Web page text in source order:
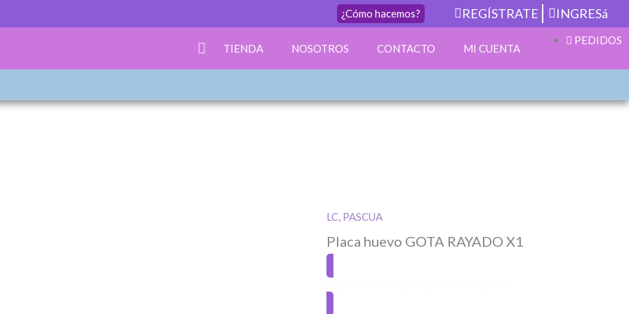
¿Cómo hacemos? REGÍSTRATE INGRESá
TIENDA NOSOTROS CONTACTO MI CUENTA
PEDIDOS
LC, PASCUA
Placa huevo GOTA RAYADO X1